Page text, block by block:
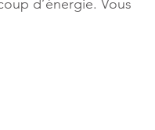
d’énergie. Vous